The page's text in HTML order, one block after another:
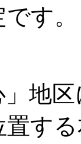
す。
地
す